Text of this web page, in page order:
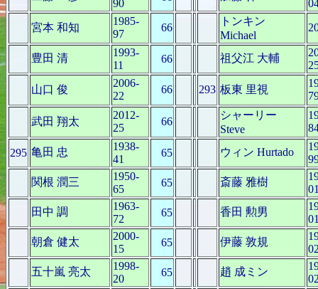
90
宮本 和知
1985-
97
66
トンキン
Michael
豊田 清
1993-
11
66 祖父江 大輔
山口 俊
2006-
22
66 293 板東 里視
武田 翔太
2012-
25
66
シャーリー
Steve
295 亀田 忠
1938-
41
65 ウィン Hurtado
関根 潤三
1950-
65
65 斎藤 雅樹
田中 調
1963-
72
65 香田 勲男
朝倉 健太
2000-
15
65 伊藤 敦規
五十嵐 亮太
1998-
20
65 趙 成ミン